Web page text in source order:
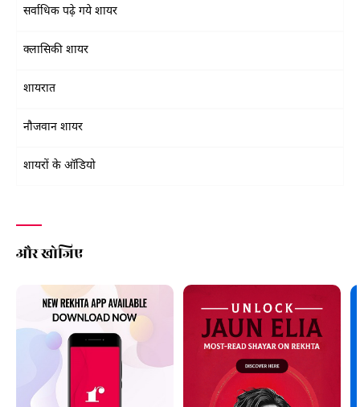
सर्वाधिक पढ़े गये शायर
क्लासिकी शायर
शायरात
नौजवान शायर
शायरों के ऑडियो
और खोजिए